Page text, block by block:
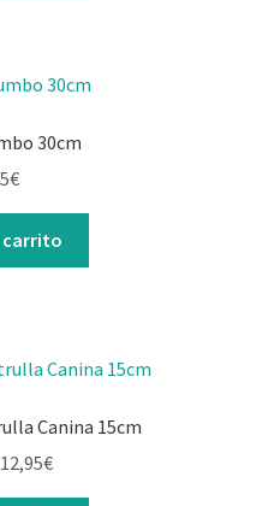
30cm
€
carrito
Canina 15cm
12,95€